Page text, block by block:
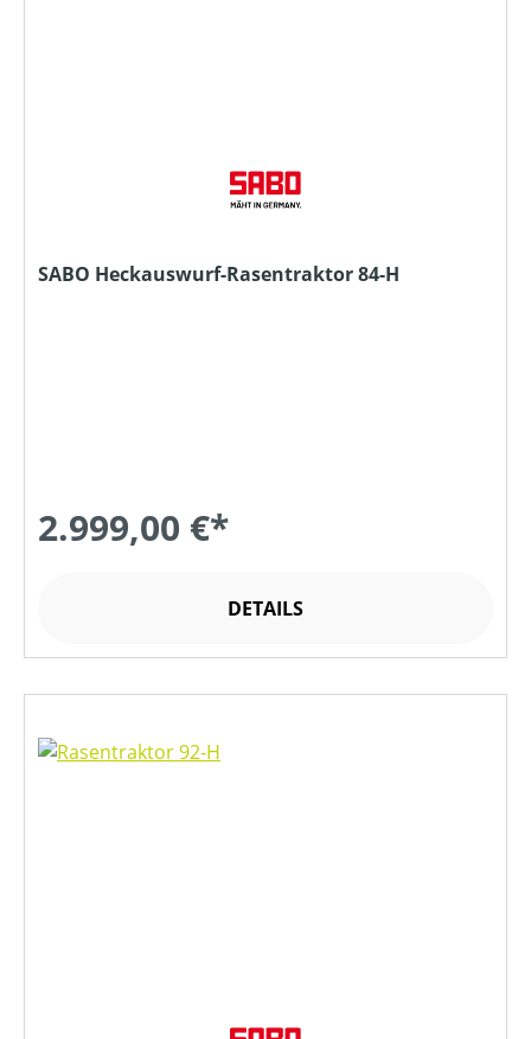
SABO Heckauswurf-Rasentraktor 84-H
2.999,00 €*
DETAILS